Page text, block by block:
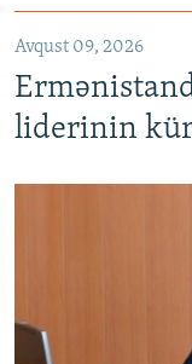
Avqust 09, 2026
liderinin